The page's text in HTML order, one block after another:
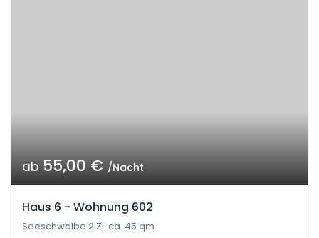
ab55,00 €/Nacht
Haus 6 - Wohnung 602
Seeschwalbe 2 Zi. ca. 45 qm